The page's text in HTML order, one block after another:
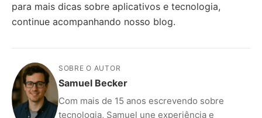
para mais dicas sobre aplicativos e tecnologia,
continue acompanhando nosso blog.
SOBRE O AUTOR
Samuel Becker
Com mais de 15 anos escrevendo sobre
tecnologia, Samuel une experiência e